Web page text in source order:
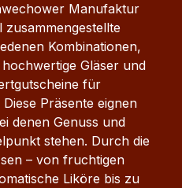
Manufaktur
zusammengestellte
Kombinationen,
Gläser und
für
Präsente eignen
denen Genuss und
stehen. Durch die
– von fruchtigen
Liköre bis zu